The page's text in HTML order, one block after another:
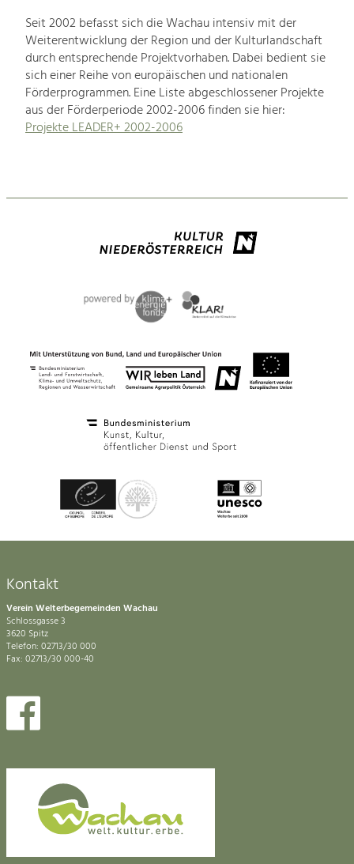
Seit 2002 befasst sich die Wachau intensiv mit der
Weiterentwicklung der Region und der Kulturlandschaft
durch entsprechende Projektvorhaben. Dabei bedient sie
sich einer Reihe von europäischen und nationalen
Förderprogrammen. Eine Liste abgeschlossener Projekte
aus der Förderperiode 2002-2006 finden sie hier:
Projekte LEADER+ 2002-2006
Kontakt
Verein Welterbegemeinden Wachau
Schlossgasse 3
3620 Spitz
Telefon: 02713/30 000
Fax: 02713/30 000-40